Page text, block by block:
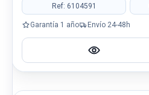
Ref: 6104591
Garantía 1 año Envío 24-48h